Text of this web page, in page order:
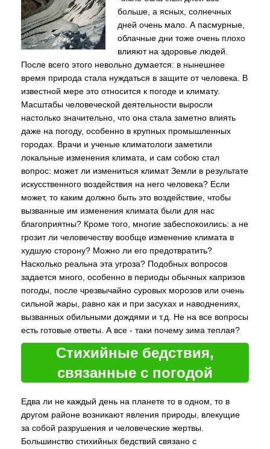
больше, а ясных, солнечных
дней очень мало. А пасмурные,
облачные дни тоже очень плохо
влияют на здоровье людей.
После всего этого невольно думается: в нынешнее
время природа стала нуждаться в защите от человека. В
известной мере это относится к погоде и климату.
Масштабы человеческой деятельности выросли
настолько значительно, что она стала заметно влиять
даже на погоду, особенно в крупных промышленных
городах. Врачи и ученые климатологи заметили
локальные изменения климата, и сам собою стал
вопрос: может ли измениться климат Земли в результате
искусственного воздействия на него человека? Если
может, то каким должно быть это воздействие, чтобы
вызванные им изменения климата были для нас
благоприятны? Кроме того, многие забеспокоились: а не
грозит ли человечеству вообще изменение климата в
худшую сторону? Можно ли его предотвратить?
Насколько реальна эта угроза? Подобных вопросов
задается много, особенно в периоды обычных капризов
погоды, после чрезвычайно суровых морозов или очень
сильной жары, равно как и при засухах и наводнениях,
вызванных обильными дождями и т.д. Не на все вопросы
есть готовые ответы. А все - таки почему зима теплая?
Стихийные бедствия,
связанные с погодой
Едва ли не каждый день на планете то в одном, то в
другом районе возникают явления природы, влекущие
за собой разрушения и человеческие жертвы.
Большинство стихийных бедствий связано с